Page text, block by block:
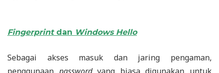
Fingerprint dan Windows Hello
Sebagai akses masuk dan jaring pengaman,
penggunaan passwordyang biasa digunakan untuk